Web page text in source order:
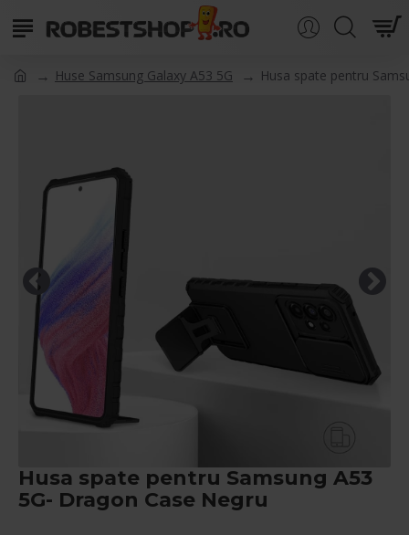
Huse Samsung Galaxy A53 5G Husa spate pentru
Husa spate pentru Samsung A53
5G- Dragon Case Negru